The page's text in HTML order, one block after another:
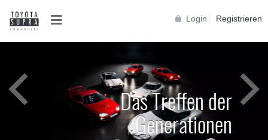
Login Registrieren
Das Treffen der
Generationen